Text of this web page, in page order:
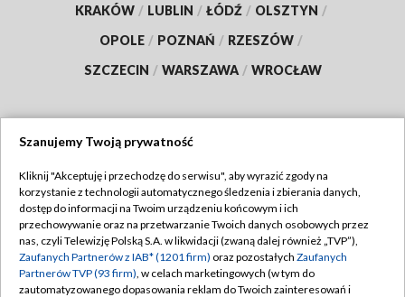
KRAKÓW / LUBLIN / ŁÓDŹ / OLSZTYN /
OPOLE / POZNAŃ / RZESZÓW /
SZCZECIN / WARSZAWA / WROCŁAW
TVP
Abonament TVP
Emisja w TVP
Centrum informacji TVP
Regulamin TVP
Polityka prywatności
Moje zgody
Szanujemy Twoją prywatność
Kliknij "Akceptuję i przechodzę do serwisu", aby wyrazić zgody na
korzystanie z technologii automatycznego śledzenia i zbierania danych,
dostęp do informacji na Twoim urządzeniu końcowym i ich
przechowywanie oraz na przetwarzanie Twoich danych osobowych przez
nas, czyli Telewizję Polską S.A. w likwidacji (zwaną dalej również „TVP”),
Zaufanych Partnerów z IAB* (1201 firm) oraz pozostałych Zaufanych
Partnerów TVP (93 firm), w celach marketingowych (w tym do
zautomatyzowanego dopasowania reklam do Twoich zainteresowań i